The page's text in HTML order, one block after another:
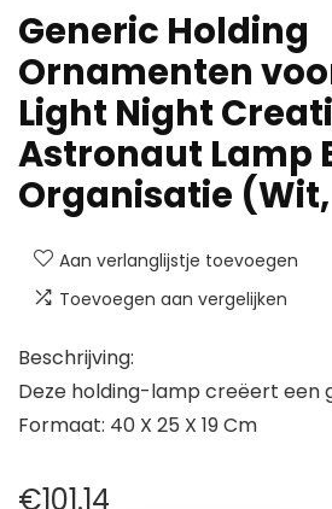
Generic Holding
Ornamenten
Light Night
Astronaut Lamp
Organisatie (Wit,
Aan verlanglijstje toevoegen
Toevoegen aan vergelijken
Beschrijving:
Deze holding-lamp creëert een
Formaat: 40 X 25 X 19 Cm
€101.14